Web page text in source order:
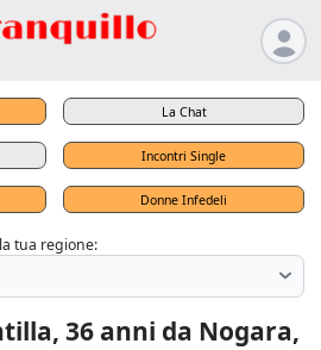
La Chat
Incontri Single
Donne Infedeli
tua regione:
36 anni da Nogara,